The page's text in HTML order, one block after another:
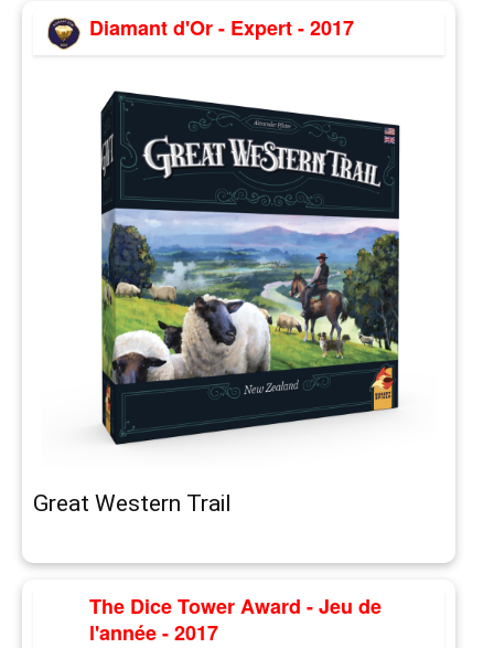
Diamant d'Or - Expert - 2017
Great Western Trail
The Dice Tower Award - Jeu de
l'année - 2017